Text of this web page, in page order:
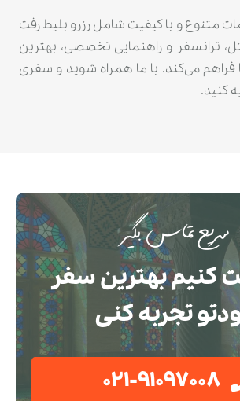
متنوع و با کیفیت شامل رزرو بلیط رفت
ترانسفر و راهنمایی تخصصی، بهترین
فراهم می‌کند. با ما همراه شوید و سفری
کنید.
سریع تماس بگیر
کنیم بهترین سفر
تجربه کنی
021-91097008